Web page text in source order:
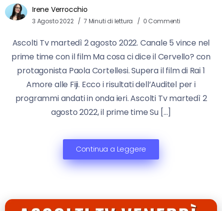
Irene Verrocchio
3 Agosto 2022 7 Minuti di lettura 0 Commenti
Ascolti Tv martedì 2 agosto 2022. Canale 5 vince nel
prime time con il film Ma cosa ci dice il Cervello? con
protagonista Paola Cortellesi. Supera il film di Rai 1
Amore alle Fiji. Ecco i risultati dell’Auditel per i
programmi andati in onda ieri. Ascolti Tv martedì 2
agosto 2022, il prime time Su […]
Continua a Leggere